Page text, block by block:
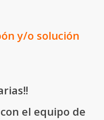
y/o solución
el equipo de